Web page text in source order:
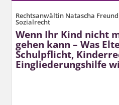
Rechtsanwältin Natascha
Sozialrecht
Wenn Ihr Kind nicht
gehen kann – Was
Schulpflicht,
Eingliederungshilfe